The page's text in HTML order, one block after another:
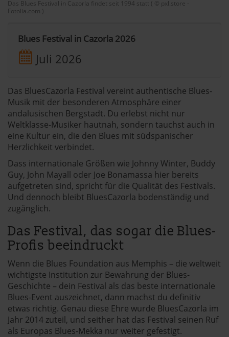
Das Blues Festival in Cazorla findet seit 1994 statt ( © pxl.store -
Fotolia.com )
Blues Festival in Cazorla 2026
Juli 2026
Das BluesCazorla Festival vereint authentische Blues-
Musik mit der besonderen Atmosphäre einer
andalusischen Bergstadt. Du erlebst nicht nur
Weltklasse-Musiker hautnah, sondern tauchst auch in
eine Kultur ein, die den Blues mit südspanischer
Herzlichkeit verbindet.
Dass internationale Größen wie Johnny Winter, Buddy
Guy, John Mayall oder Joe Bonamassa hier bereits
aufgetreten sind, spricht für die Qualität des Festivals.
Und dennoch bleibt BluesCazorla bodenständig und
zugänglich.
Das Festival, das sogar die Blues-
Profis beeindruckt
Wenn die Blues Foundation aus Memphis – die weltweit
wichtigste Institution zur Bewahrung der Blues-
Geschichte – dein Festival als das beste internationale
Blues-Event auszeichnet, dann machst du definitiv
etwas richtig. Genau diese Ehre wurde BluesCazorla im
Jahr 2014 zuteil, und seither hat das Festival seinen Ruf
als Europas Blues-Mekka nur weiter gefestigt.